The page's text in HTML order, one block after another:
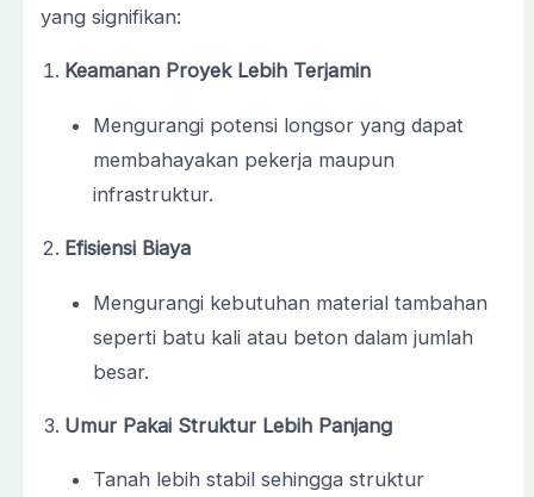
yang signifikan:
Keamanan Proyek Lebih Terjamin
Mengurangi potensi longsor yang dapat
membahayakan pekerja maupun
infrastruktur.
Efisiensi Biaya
Mengurangi kebutuhan material tambahan
seperti batu kali atau beton dalam jumlah
besar.
Umur Pakai Struktur Lebih Panjang
Tanah lebih stabil sehingga struktur